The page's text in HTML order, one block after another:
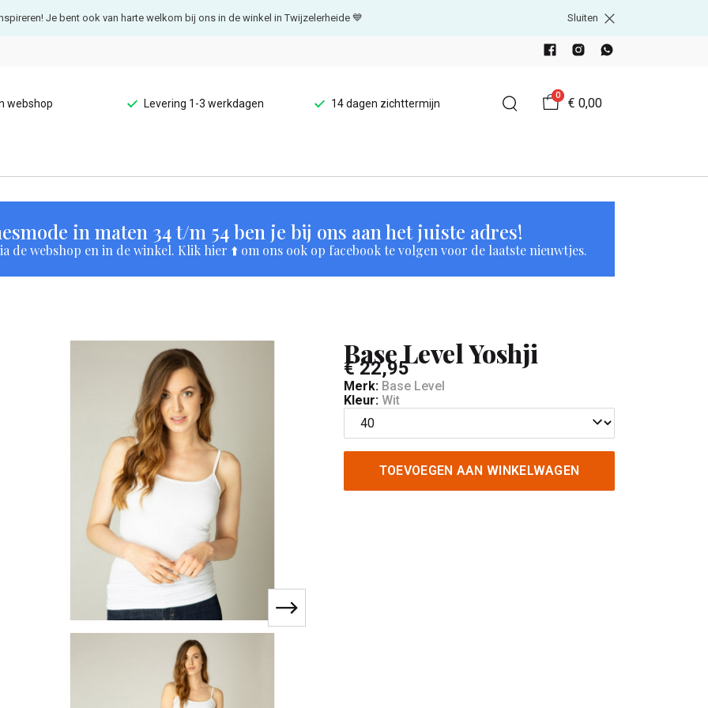
Je bent ook van harte welkom bij ons in de winkel in Twijzelerheide 💙 Sluiten
webshop Levering 1-3 werkdagen 14 dagen zichttermijn
0
€ 0,00
in maten 34 t/m 54 ben je bij ons aan het juiste adres!
de webshop en in de winkel. Klik hier ⬆️ om ons ook op facebook te volgen voor de laatste nieuwtjes.
Base Level Yoshji
€ 22,95
Merk: Base Level
Kleur: Wit
TOEVOEGEN AAN WINKELWAGEN